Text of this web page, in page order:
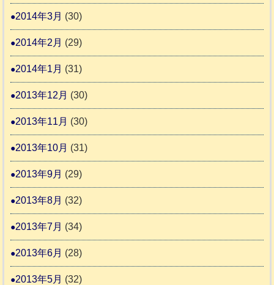
2014年3月 (30)
2014年2月 (29)
2014年1月 (31)
2013年12月 (30)
2013年11月 (30)
2013年10月 (31)
2013年9月 (29)
2013年8月 (32)
2013年7月 (34)
2013年6月 (28)
2013年5月 (32)